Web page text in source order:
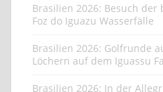
Brasilien 2026: Besuch
Foz do Iguazu Wasserfälle
Brasilien 2026: Golfrunde
Löchern auf dem Iguassu
Brasilien 2026: In der